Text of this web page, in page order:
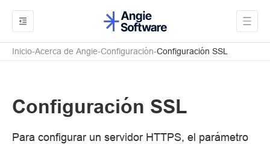
Inicio Acerca de Angie Configuración Configuración SSL
Configuración SSL
Para configurar un servidor HTTPS, el parámetro